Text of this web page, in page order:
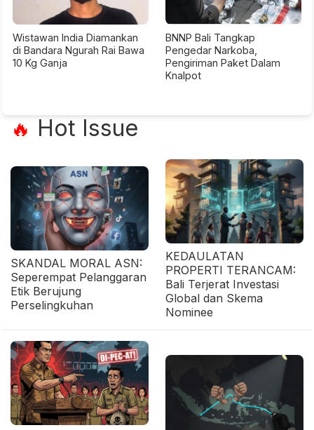
Wistawan India Diamankan
di Bandara Ngurah Rai Bawa
10 Kg Ganja
BNNP Bali Tangkap
Pengedar Narkoba,
Pengiriman Paket Dalam
Knalpot
🔥 Hot Issue
SKANDAL MORAL ASN:
Seperempat Pelanggaran
Etik Berujung
Perselingkuhan
KEDAULATAN
PROPERTI TERANCAM:
Bali Terjerat Investasi
Global dan Skema
Nominee